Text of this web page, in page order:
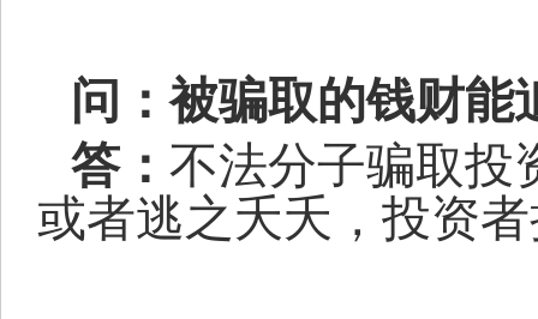
问：被骗取的钱财能
答： 不法分子骗取投
或者逃之夭夭，投资